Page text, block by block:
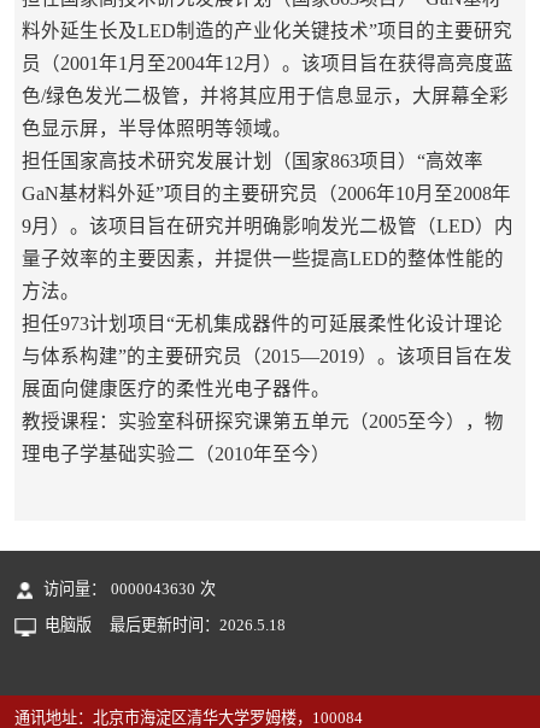
料外延生长及LED制造的产业化关键技术”项目的主要研究
员（2001年1月至2004年12月）。该项目旨在获得高亮度蓝
色/绿色发光二极管，并将其应用于信息显示，大屏幕全彩
色显示屏，半导体照明等领域。
担任国家高技术研究发展计划（国家863项目）“高效率
GaN基材料外延”项目的主要研究员（2006年10月至2008年
9月）。该项目旨在研究并明确影响发光二极管（LED）内
量子效率的主要因素，并提供一些提高LED的整体性能的
方法。
担任973计划项目“无机集成器件的可延展柔性化设计理论
与体系构建”的主要研究员（2015—2019）。该项目旨在发
展面向健康医疗的柔性光电子器件。
教授课程：实验室科研探究课第五单元（2005至今），物
理电子学基础实验二（2010年至今）
访问量： 0000043630 次
电脑版
最后更新时间： 2026.5.18
通讯地址：北京市海淀区清华大学罗姆楼，100084